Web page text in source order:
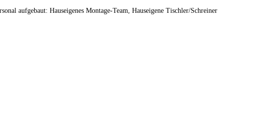
aufgebaut: Hauseigenes Montage-Team, Hauseigene Tischler/Schreiner